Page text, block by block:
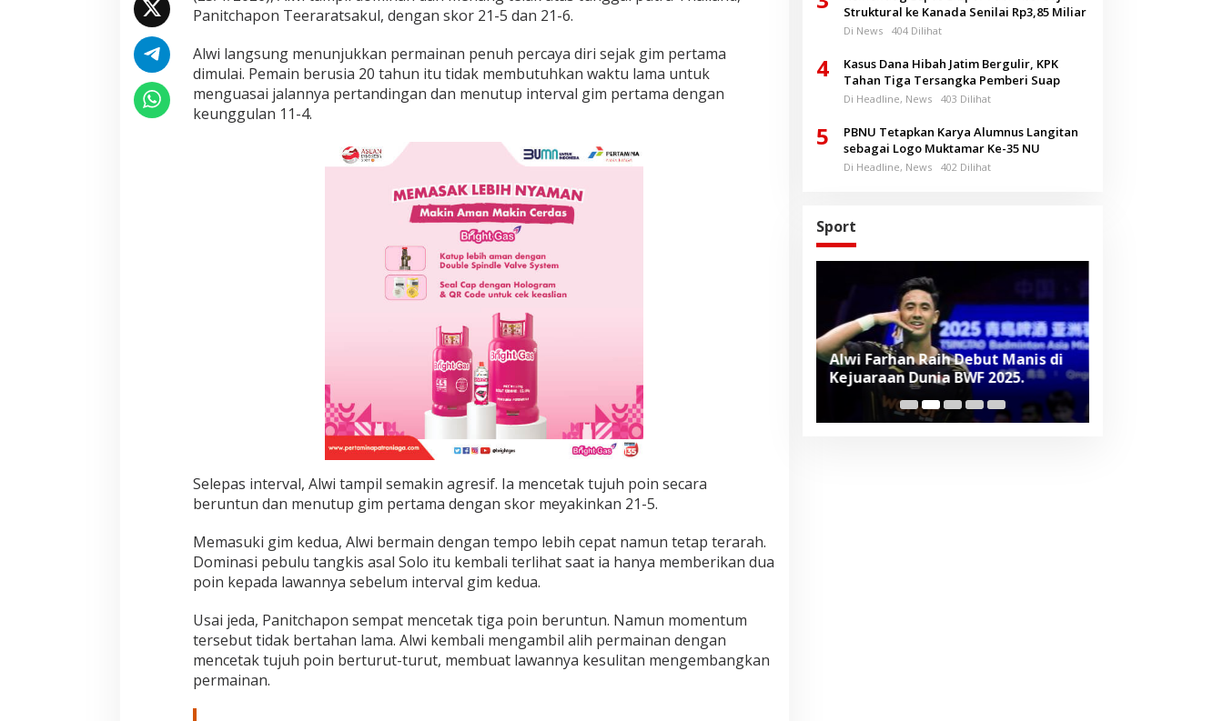
e
r
I
n
d
o
Panitchapon Teeraratsakul, dengan skor 21-5 dan 21-6.
Alwi langsung menunjukkan permainan penuh percaya diri sejak gim pertama
dimulai. Pemain berusia 20 tahun itu tidak membutuhkan waktu lama untuk
menguasai jalannya pertandingan dan menutup interval gim pertama dengan
keunggulan 11-4.
Selepas interval, Alwi tampil semakin agresif. Ia mencetak tujuh poin secara
beruntun dan menutup gim pertama dengan skor meyakinkan 21-5.
Memasuki gim kedua, Alwi bermain dengan tempo lebih cepat namun tetap terarah.
Dominasi pebulu tangkis asal Solo itu kembali terlihat saat ia hanya memberikan dua
poin kepada lawannya sebelum interval gim kedua.
Usai jeda, Panitchapon sempat mencetak tiga poin beruntun. Namun momentum
tersebut tidak bertahan lama. Alwi kembali mengambil alih permainan dengan
mencetak tujuh poin berturut-turut, membuat lawannya kesulitan mengembangkan
permainan.
Struktural ke Kanada Senilai Rp3,85 Miliar
Di News 404 Dilihat
4
Kasus Dana Hibah Jatim Bergulir, KPK
Tahan Tiga Tersangka Pemberi Suap
Di Headline, News 403 Dilihat
5
PBNU Tetapkan Karya Alumnus Langitan
sebagai Logo Muktamar Ke-35 NU
Di Headline, News 402 Dilihat
Sport
Alwi Farhan Raih Debut Manis di
Kejuaraan Dunia BWF 2025.